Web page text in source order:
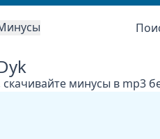
минусы в mp3